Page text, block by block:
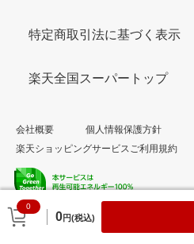
0
0円(税込)
特定商取引法に基づく表示
楽天全国スーパートップ
会社概要
個人情報保護方針
楽天ショッピングサービスご利用規約
© Rakuten Group, Inc.